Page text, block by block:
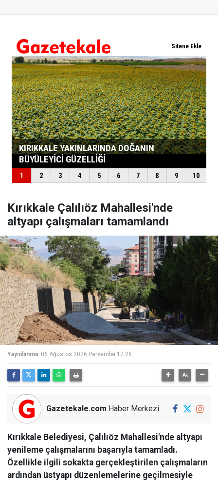
Kırıkkale Çalılıöz Mahallesi'nde
altyapı çalışmaları tamamlandı
Yayınlanma: 06 Ağustos 2026 Perşembe 12:26
Gazetekale.com Haber Merkezi
Kırıkkale Belediyesi, Çalılıöz Mahallesi'nde altyapı
yenileme çalışmalarını başarıyla tamamladı.
Özellikle ilgili sokakta gerçekleştirilen çalışmaların
ardından üstyapı düzenlemelerine geçilmesiyle